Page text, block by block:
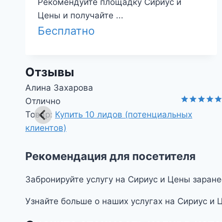
Рекомендуйте площадку Сириус и
Цены и получайте ...
Бесплатно
Отзывы
Николай Федорович
Оценка
из 5
Оптимальное решение.
Товар: Купить 10 лидов (потенциальных
клиентов)
Рекомендация для посетителя
Забронируйте услугу на Сириус и Цены
Узнайте больше о наших услугах на Сириус и